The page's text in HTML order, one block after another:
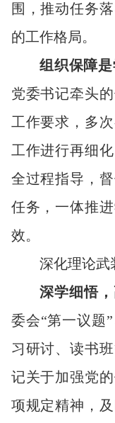
围，推动任务
的工作格局。
组织保障是
党委书记牵头
工作要求，多
工作进行再细
全过程指导，
任务，一体推
效。
深化理论武
深学细悟
委会“第一议题
习研讨、读书
记关于加强党
项规定精神，